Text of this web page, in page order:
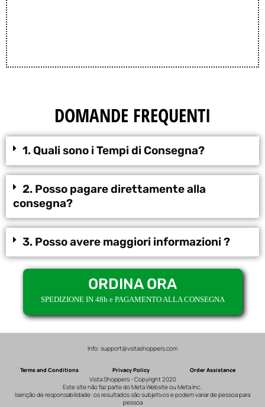
DOMANDE FREQUENTI
1. Quali sono i Tempi di Consegna?
2. Posso pagare direttamente alla
consegna?
3. Posso avere maggiori informazioni ?
ORDINA ORA
SPEDIZIONE IN 48h e PAGAMENTO ALLA CONSEGNA
Info: support@vistashoppers.com
Terms and Conditions Privacy Policy Order Assistance
Vista Shoppers - Copyright 2020
Este site não faz parte do Meta Website ou Meta Inc..
Isenção de responsabilidade: os resultados são subjetivos e podem variar de pessoa para
pessoa